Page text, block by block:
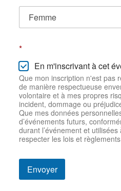
*
En m'inscrivant à cet
Que mon inscription n'est pas
de manière respectueuse envers les
volontaire et à mes propres risques. || Que l’organisateur ne peut être tenu
incident, dommage ou
Que mes données
d’événements futurs, conformément aux lois
durant l’événement et utilisées
respecter les lois et
Envoyer